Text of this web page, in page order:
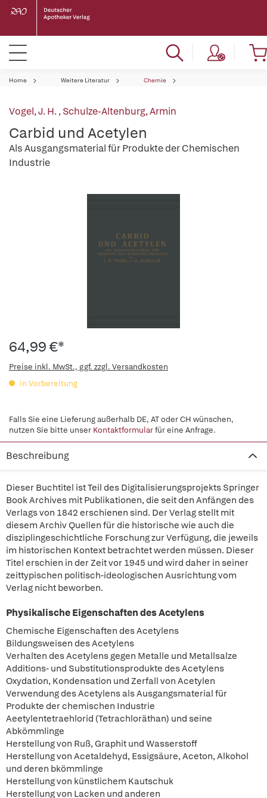
Home Weitere Literatur Chemie
Vogel, J. H.,Schulze-Altenburg, Armin
Carbid und Acetylen
Als Ausgangsmaterial für Produkte der Chemischen
Industrie
64,99 €*
Preise inkl. MwSt., ggf. zzgl. Versandkosten
in Vorbereitung
Falls Sie eine Lieferung außerhalb DE, AT oder CH wünschen,
nutzen Sie bitte unser Kontaktformularfür eine Anfrage.
Beschreibung
Dieser Buchtitel ist Teil des Digitalisierungsprojekts Springer
Book Archives mit Publikationen, die seit den Anfängen des
Verlags von 1842 erschienen sind. Der Verlag stellt mit
diesem Archiv Quellen für die historische wie auch die
disziplingeschichtliche Forschung zur Verfügung, die jeweils
im historischen Kontext betrachtet werden müssen. Dieser
Titel erschien in der Zeit vor 1945 und wird daher in seiner
zeittypischen politisch-ideologischen Ausrichtung vom
Verlag nicht beworben.
Physikalische Eigenschaften des Acetylens
Chemische Eigenschaften des Acetylens
Bildungsweisen des Acetylens
Verhalten des Acetylens gegen Metalle und Metallsalze
Additions- und Substitutionsprodukte des Acetylens
Oxydation, Kondensation und Zerfall von Acetylen
Verwendung des Acetylens als Ausgangsmaterial für
Produkte der chemischen Industrie
Aeetylentetraehlorid (Tetrachloräthan) und seine
Abkömmlinge
Herstellung von Ruß, Graphit und Wasserstoff
Herstellung von Acetaldehyd, Essigsäure, Aceton, Alkohol
und deren bkömmlinge
Herstellung von künstlichem Kautschuk
Herstellung von Lacken und anderen